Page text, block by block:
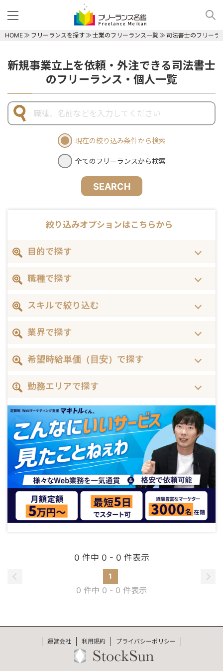
HOME フリーランスを探す 士業のフリーランス一覧 司法書士のフリーラ
新規事業立上を依頼・外注できる司法書士
のフリーランス・個人一覧
現在の絞り込み条件から検索
全てのフリーランスから検索
SEARCH
絞り込みオプションはこちらから
目的で探す
職種で探す
スキルで絞り込む
業界で探す
希望時給単価（目安）で探す
勤務エリアで探す
0 件中 0 - 0 件表示
1
0 件中 0 - 0 件表示
運営会社 利用規約 プライバシーポリシー